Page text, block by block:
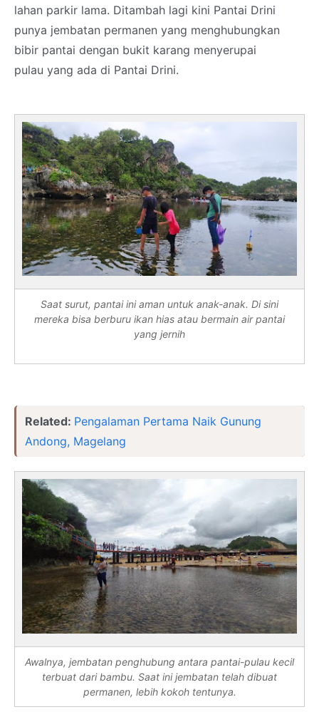
lahan parkir lama. Ditambah lagi kini Pantai Drini
punya jembatan permanen yang menghubungkan
bibir pantai dengan bukit karang menyerupai
pulau yang ada di Pantai Drini.
Saat surut, pantai ini aman untuk anak-anak. Di sini
mereka bisa berburu ikan hias atau bermain air pantai
yang jernih
Related: Pengalaman Pertama Naik Gunung
Andong, Magelang
Awalnya, jembatan penghubung antara pantai-pulau kecil
terbuat dari bambu. Saat ini jembatan telah dibuat
permanen, lebih kokoh tentunya.